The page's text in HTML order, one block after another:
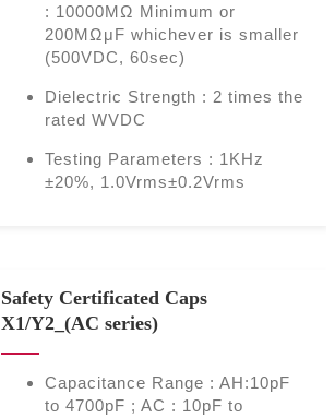
: 10000MΩ Minimum or
200MΩμF whichever is smaller
(500VDC, 60sec)
Dielectric Strength : 2 times the
rated WVDC
Testing Parameters : 1KHz
±20%, 1.0Vrms±0.2Vrms
Safety Certificated Caps
X1/Y2_(AC series)
Capacitance Range : AH:10pF
to 4700pF ; AC : 10pF to